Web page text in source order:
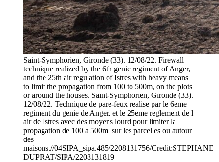
Saint-Symphorien, Gironde (33). 12/08/22. Firewall
technique realized by the 6th genie regiment of Anger,
and the 25th air regulation of Istres with heavy means
to limit the propagation from 100 to 500m, on the plots
or around the houses. Saint-Symphorien, Gironde (33).
12/08/22. Technique de pare-feux realise par le 6eme
regiment du genie de Anger, et le 25eme reglement de l
air de Istres avec des moyens lourd pour limiter la
propagation de 100 a 500m, sur les parcelles ou autour
des
maisons.//04SIPA_sipa.485/2208131756/Credit:STEPHANE
DUPRAT/SIPA/2208131819